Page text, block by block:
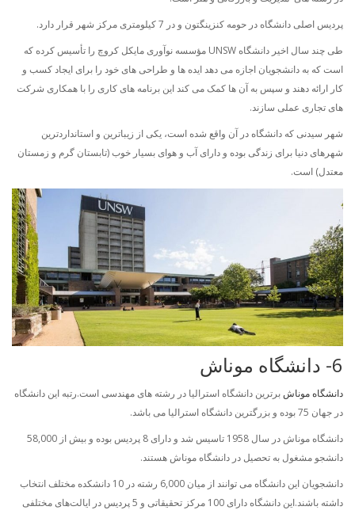
پردیس اصلی دانشگاه در حومه کنزینگتون و در 7 کیلومتری مرکز شهر قرار دارد.
طی چند سال اخیر دانشگاه UNSW مؤسسه نوآوری مایکل کروچ را تأسیس کرده که
است که به دانشجویان اجازه می دهد ایده ها و طراحی های خود را برای ایجاد کسب و
کار ارائه دهند و سپس به آن ها کمک می کند این برنامه های کاری را با همکاری شرکت
های تجاری عملی سازند.
شهر سیدنی که دانشگاه در آن واقع شده است، یکی از زیباترین و استانداردترین
شهرهای دنیا برای زندگی بوده و دارای آب و هوای بسیار خوب (تابستان گرم و زمستان
معتدل) است.
6- دانشگاه موناش
دانشگاه موناشبرترین دانشگاه استرالیا در رشته های مهندسی است.رتبه این دانشگاه
در جهان 75 بوده و بزرگترین دانشگاه استرالیا می باشد.
دانشگاه موناش در سال 1958 تاسیس شد و دارای 8 پردیس بوده و بیش از 58,000
دانشجو مشغول به تحصیل در دانشگاه موناش هستند.
دانشجویان این دانشگاه می توانند از میان 6,000 رشته در 10 دانشکده مختلف انتخاب
داشته باشند.این دانشگاه دارای 100 مرکز تحقیقاتی و 5 پردیس در ایالت‌های مختلفی